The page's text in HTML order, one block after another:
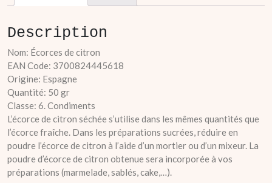
Description
Nom: Écorces de citron
EAN Code: 3700824445618
Origine: Espagne
Quantité: 50 gr
Classe: 6. Condiments
L’écorce de citron séchée s’utilise dans les mêmes quantités que
l’écorce fraîche. Dans les préparations sucrées, réduire en
poudre l’écorce de citron à l’aide d’un mortier ou d’un mixeur. La
poudre d’écorce de citron obtenue sera incorporée à vos
préparations (marmelade, sablés, cake,…).